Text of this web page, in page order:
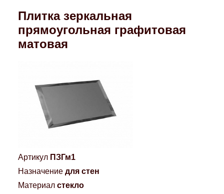
Плитка зеркальная
прямоугольная графитовая
матовая
Артикул ПЗГм1
Назначение для стен
Материал стекло